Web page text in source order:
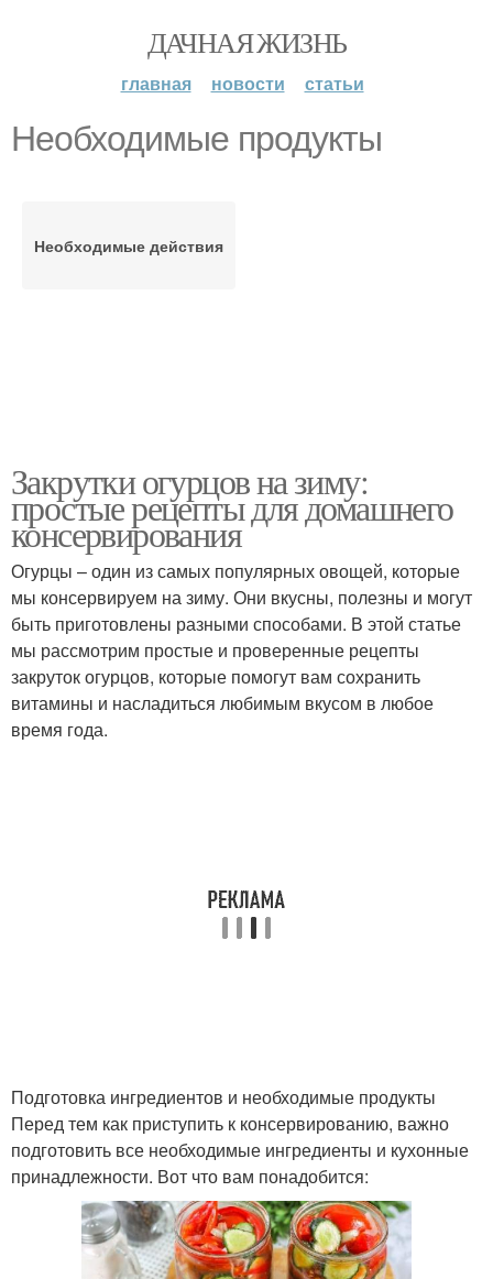
ДАЧНАЯ ЖИЗНЬ
главная новости статьи
Необходимые продукты
Необходимые действия
Закрутки огурцов на зиму:
простые рецепты для домашнего
консервирования
Огурцы – один из самых популярных овощей, которые
мы консервируем на зиму. Они вкусны, полезны и могут
быть приготовлены разными способами. В этой статье
мы рассмотрим простые и проверенные рецепты
закруток огурцов, которые помогут вам сохранить
витамины и насладиться любимым вкусом в любое
время года.
Подготовка ингредиентов и необходимые продукты
Перед тем как приступить к консервированию, важно
подготовить все необходимые ингредиенты и кухонные
принадлежности. Вот что вам понадобится: